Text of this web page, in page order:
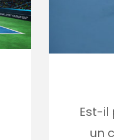
Est-il
un